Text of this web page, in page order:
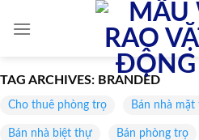
TAG ARCHIVES: BRANDED
Cho thuê phòng trọ Bán nhà mặt
Bán nhà biệt thự Bán phòng trọ